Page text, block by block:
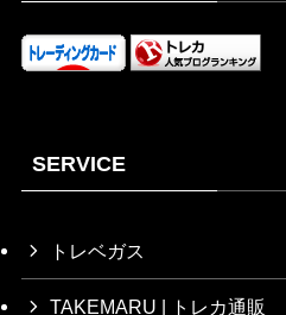
SERVICE
トレベガス
TAKEMARU | トレカ通販